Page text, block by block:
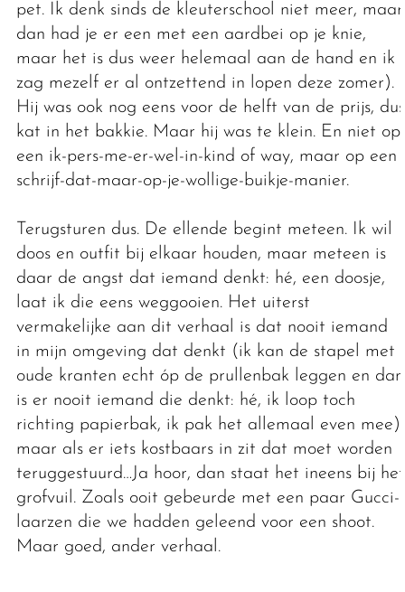
pet. Ik denk sinds de kleuterschool niet meer, maar
dan had je er een met een aardbei op je knie,
maar het is dus weer helemaal aan de hand en ik
zag mezelf er al ontzettend in lopen deze zomer).
Hij was ook nog eens voor de helft van de prijs, dus
kat in het bakkie. Maar hij was te klein. En niet op
een ik-pers-me-er-wel-in-kind of way, maar op een
schrijf-dat-maar-op-je-wollige-buikje-manier.
Terugsturen dus. De ellende begint meteen. Ik wil
doos en outfit bij elkaar houden, maar meteen is
daar de angst dat iemand denkt: hé, een doosje,
laat ik die eens weggooien. Het uiterst
vermakelijke aan dit verhaal is dat nooit iemand
in mijn omgeving dat denkt (ik kan de stapel met
oude kranten echt óp de prullenbak leggen en dan
is er nooit iemand die denkt: hé, ik loop toch
richting papierbak, ik pak het allemaal even mee),
maar als er iets kostbaars in zit dat moet worden
teruggestuurd…Ja hoor, dan staat het ineens bij het
grofvuil. Zoals ooit gebeurde met een paar Gucci-
laarzen die we hadden geleend voor een shoot.
Maar goed, ander verhaal.